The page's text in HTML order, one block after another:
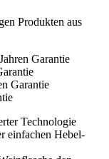
Produkten aus
Garantie
Garantie
Technologie
einfachen Hebel-